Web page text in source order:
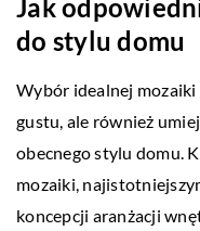
Jak
do stylu domu
Wybór idealnej
gustu, ale również
obecnego stylu domu.
mozaiki,
koncepcji aranżacji